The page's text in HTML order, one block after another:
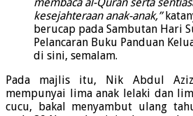
membaca al-Quran serta
kesejahteraan anak-anak,”
berucap pada Sambutan Hari
Pelancaran Buku Panduan
di sini, semalam.
Pada majlis itu, Nik Abdul
mempunyai lima anak lelaki dan
cucu, bakal menyambut ulang